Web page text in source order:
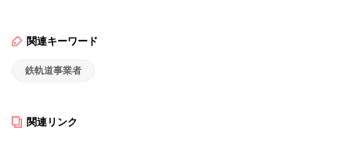
関連キーワード
鉄軌道事業者
関連リンク